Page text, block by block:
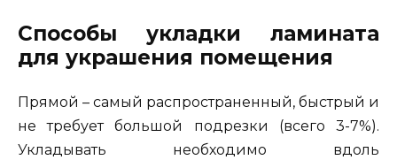
Способы укладки ламината
для украшения помещения
Прямой – самый распространенный, быстрый и
не требует большой подрезки (всего 3-7%).
Укладывать необходимо вдоль